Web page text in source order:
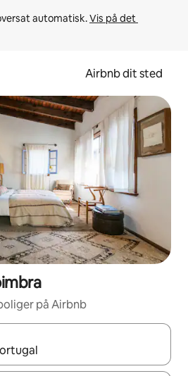
automatisk. Vis på det
Airbnb dit sted
på Airbnb
skal du navigere med